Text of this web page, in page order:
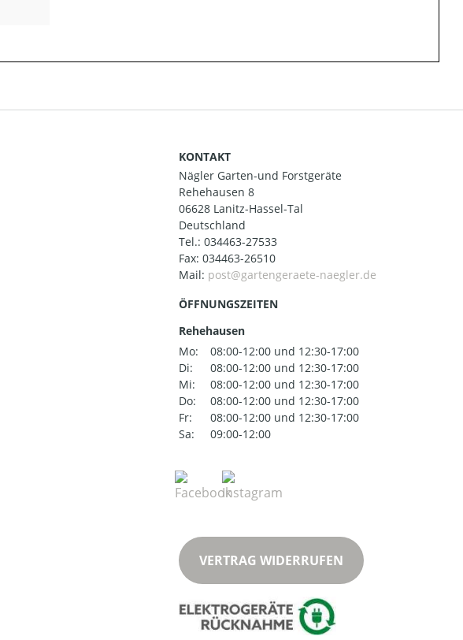
KONTAKT
Nägler Garten-und Forstgeräte
Rehehausen 8
06628 Lanitz-Hassel-Tal
Deutschland
Tel.: 034463-27533
Fax: 034463-26510
Mail:
ÖFFNUNGSZEITEN
Rehehausen
Mo:
08:00-12:00 und 12:30-17:00
Di:
08:00-12:00 und 12:30-17:00
Mi:
08:00-12:00 und 12:30-17:00
Do:
08:00-12:00 und 12:30-17:00
Fr:
08:00-12:00 und 12:30-17:00
Sa:
09:00-12:00
VERTRAG WIDERRUFEN